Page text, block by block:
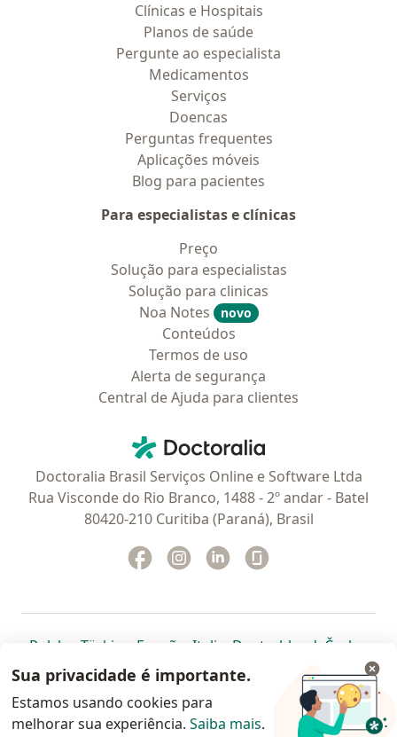
Clínicas e Hospitais
Planos de saúde
Pergunte ao especialista
Medicamentos
Serviços
Doencas
Perguntas frequentes
Aplicações móveis
Blog para pacientes
Para especialistas e clínicas
Preço
Solução para especialistas
Solução para clinicas
Noa Notes
novo
Conteúdos
Termos de uso
Alerta de segurança
Central de Ajuda para clientes
Doctoralia - Homepage
Doctoralia Brasil Serviços Online e Software Ltda
Rua Visconde do Rio Branco, 1488 - 2º andar - Batel
80420-210 Curitiba (Paraná), Brasil
Facebook
abre num novo separador
Instagram
abre num novo separador
Linkedin
abre num novo
Polska abre num novo separador
Türkiye abre num novo separador
España abre num novo separador
Italia abre num novo
Deutschlandabre num
Česko
Portugal abre num novo separador
, México abre num novo separador
, abre num novo separador
Brasil abre num novoabre num
abre
Colombia abre num novo
www.doctoralia.com.br © 2026 - Agende agora sua
Sua privacidade é importante.
Estamos usando cookies para
melhorar sua experiência. Saiba mais.